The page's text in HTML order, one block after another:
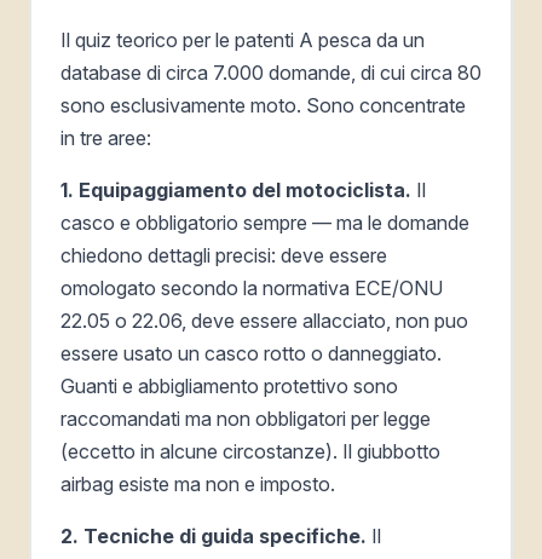
Il quiz teorico per le patenti A pesca da un
database di circa 7.000 domande, di cui circa 80
sono esclusivamente moto. Sono concentrate
in tre aree:
1. Equipaggiamento del motociclista. Il
casco e obbligatorio sempre — ma le domande
chiedono dettagli precisi: deve essere
omologato secondo la normativa ECE/ONU
22.05 o 22.06, deve essere allacciato, non puo
essere usato un casco rotto o danneggiato.
Guanti e abbigliamento protettivo sono
raccomandati ma non obbligatori per legge
(eccetto in alcune circostanze). Il giubbotto
airbag esiste ma non e imposto.
2. Tecniche di guida specifiche. Il